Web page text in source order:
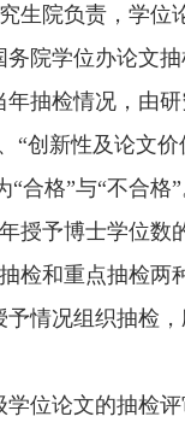
生院负责，学位
务院学位办论文
年抽检情况，由
“创新性及论文
合格”与“不合格
授予博士学位数
检和重点抽检两
予情况组织抽检
学位论文的抽检